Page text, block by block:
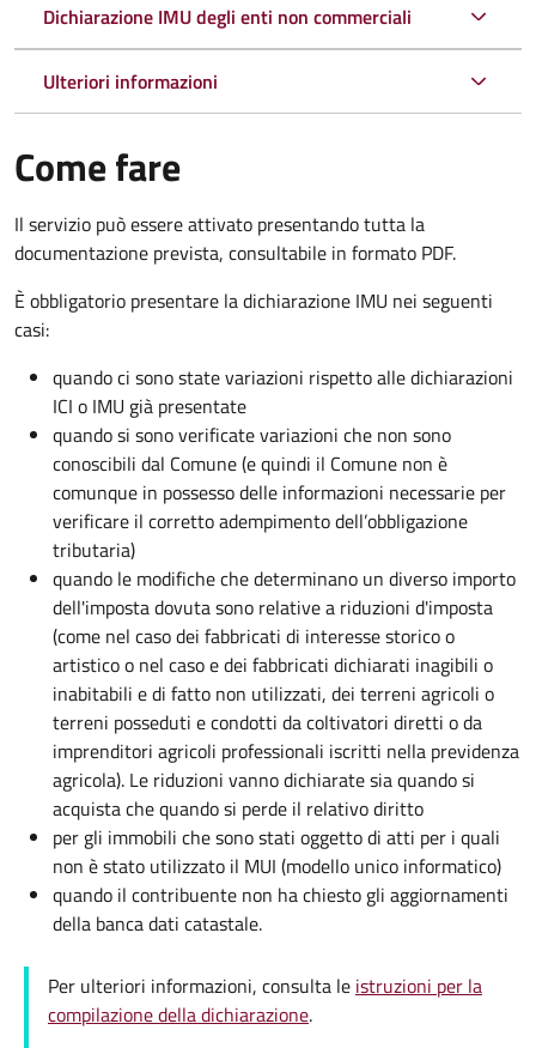
Dichiarazione IMU degli enti non commerciali
Ulteriori informazioni
Come fare
Il servizio può essere attivato presentando tutta la
documentazione prevista, consultabile in formato PDF.
È obbligatorio presentare la dichiarazione IMU nei seguenti
casi:
quando ci sono state variazioni rispetto alle dichiarazioni
ICI o IMU già presentate
quando si sono verificate variazioni che non sono
conoscibili dal Comune (e quindi il Comune non è
comunque in possesso delle informazioni necessarie per
verificare il corretto adempimento dell’obbligazione
tributaria)
quando le modifiche che determinano un diverso importo
dell'imposta dovuta sono relative a riduzioni d'imposta
(come nel caso dei fabbricati di interesse storico o
artistico o nel caso e dei fabbricati dichiarati inagibili o
inabitabili e di fatto non utilizzati, dei terreni agricoli o
terreni posseduti e condotti da coltivatori diretti o da
imprenditori agricoli professionali iscritti nella previdenza
agricola). Le riduzioni vanno dichiarate sia quando si
acquista che quando si perde il relativo diritto
per gli immobili che sono stati oggetto di atti per i quali
non è stato utilizzato il MUI (modello unico informatico)
quando il contribuente non ha chiesto gli aggiornamenti
della banca dati catastale.
Per ulteriori informazioni, consulta le istruzioni per la
compilazione della dichiarazione.